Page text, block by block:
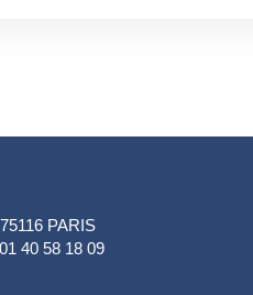
PARIS
40 58 18 09